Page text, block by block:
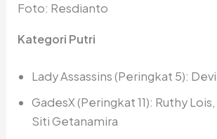
Foto: Resdianto
Kategori Putri
Lady Assassins (Peringkat 5):
GadesX (Peringkat 11): Ruthy
Siti Getanamira